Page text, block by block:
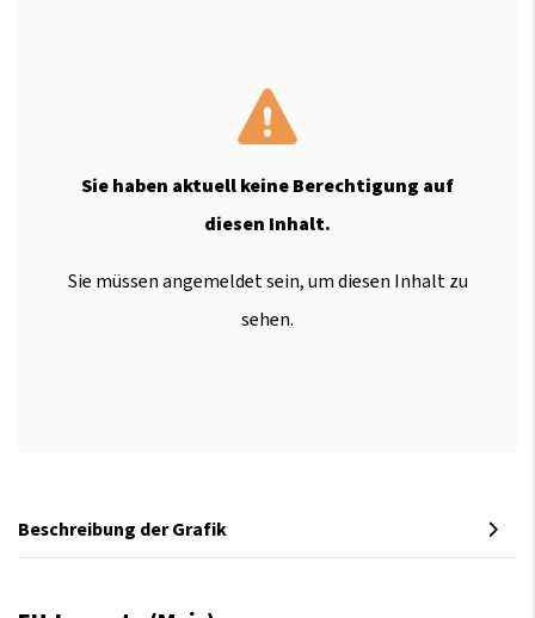
Sie haben aktuell keine Berechtigung auf
diesen Inhalt.
Sie müssen angemeldet sein, um diesen Inhalt zu
sehen.
Beschreibung der Grafik